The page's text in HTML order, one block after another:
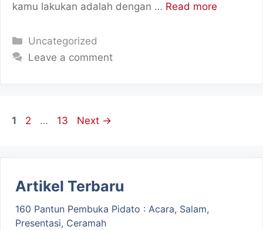
kamu lakukan adalah dengan … Read more
Categories
Uncategorized
Leave a comment
Page
1 Page
2 … Page
13 Next →
Artikel Terbaru
160 Pantun Pembuka Pidato : Acara, Salam,
Presentasi, Ceramah